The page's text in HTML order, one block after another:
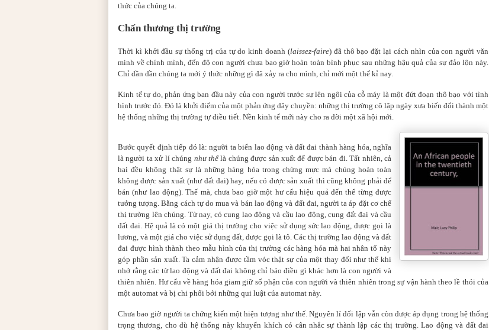
thức của chúng ta.
Chấn thương thị trường
Thời kì khởi đầu sự thống trị của tự do kinh doanh (laissez-faire) đã thô bạo đặt lại cách nhìn của con người văn
minh về chính mình, đến độ con người chưa bao giờ hoàn toàn bình phục sau những hậu quả của sự đảo lộn này.
Chỉ dần dần chúng ta mới ý thức những gì đã xảy ra cho mình, chỉ mới một thế kỉ nay.
Kinh tế tự do, phản ứng ban đầu này của con người trước sự lên ngôi của cỗ máy là một đứt đoạn thô bạo với tình
hình trước đó. Đó là khởi điểm của một phản ứng dây chuyền: những thị trường cô lập ngày xưa biến đổi thành một
hệ thống những thị trường tự điều tiết. Nền kinh tế mới này cho ra đời một xã hội mới.
Bước quyết định tiếp đó là: người ta biến lao động và đất đai thành hàng hóa, nghĩa
là người ta xử lí chúng như thểlà chúng được sản xuất để được bán đi. Tất nhiên, cả
hai đều không thật sự là những hàng hóa trong chừng mực mà chúng hoàn toàn
không được sản xuất (như đất đai) hay, nếu có được sản xuất thì cũng không phải để
bán (như lao động). Thế mà, chưa bao giờ một hư cấu hiệu quả đến thế từng được
tưởng tượng. Bằng cách tự do mua và bán lao động và đất đai, người ta áp đặt cơ chế
thị trường lên chúng. Từ nay, có cung lao động và cầu lao động, cung đất đai và cầu
đất đai. Hệ quả là có một giá thị trường cho việc sử dụng sức lao động, được gọi là
lương, và một giá cho việc sử dụng đất, được gọi là tô. Các thị trường lao động và đất
đai được hình thành theo mẫu hình của thị trường các hàng hóa mà hai nhân tố này
góp phần sản xuất. Ta cảm nhận được tầm vóc thật sự của một thay đổi như thế khi
nhớ rằng các từ lao động và đất đai không chỉ báo điều gì khác hơn là con người và
thiên nhiên. Hư cấu về hàng hóa giam giữ số phận của con người và thiên nhiên trong sự vận hành theo lề thói của
một automat và bị chi phối bởi những qui luật của automat này.
Chưa bao giờ người ta chứng kiến một hiện tượng như thế. Nguyên lí đối lập vẫn còn được áp dụng trong hệ thống
trọng thương, cho dù hệ thống này khuyến khích có cân nhắc sự thành lập các thị trường. Lao động và đất đai